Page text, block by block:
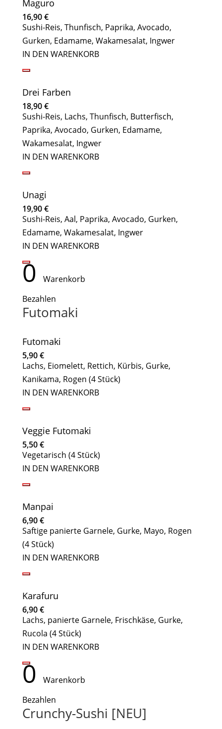
Maguro
16,90€
Sushi-Reis, Thunfisch, Paprika, Avocado,
Gurken, Edamame, Wakamesalat, Ingwer
IN DEN WARENKORB
Drei Farben
18,90€
Sushi-Reis, Lachs, Thunfisch, Butterfisch,
Paprika, Avocado, Gurken, Edamame,
Wakamesalat, Ingwer
IN DEN WARENKORB
Unagi
19,90€
Sushi-Reis, Aal, Paprika, Avocado, Gurken,
Edamame, Wakamesalat, Ingwer
IN DEN WARENKORB
0
Warenkorb
Bezahlen
Futomaki
Futomaki
5,90€
Lachs, Eiomelett, Rettich, Kürbis, Gurke,
Kanikama, Rogen (4 Stück)
IN DEN WARENKORB
Veggie Futomaki
5,50€
Vegetarisch (4 Stück)
IN DEN WARENKORB
Manpai
6,90€
Saftige panierte Garnele, Gurke, Mayo, Rogen
(4 Stück)
IN DEN WARENKORB
Karafuru
6,90€
Lachs, panierte Garnele, Frischkäse, Gurke,
Rucola (4 Stück)
IN DEN WARENKORB
0
Warenkorb
Bezahlen
Crunchy-Sushi [NEU]